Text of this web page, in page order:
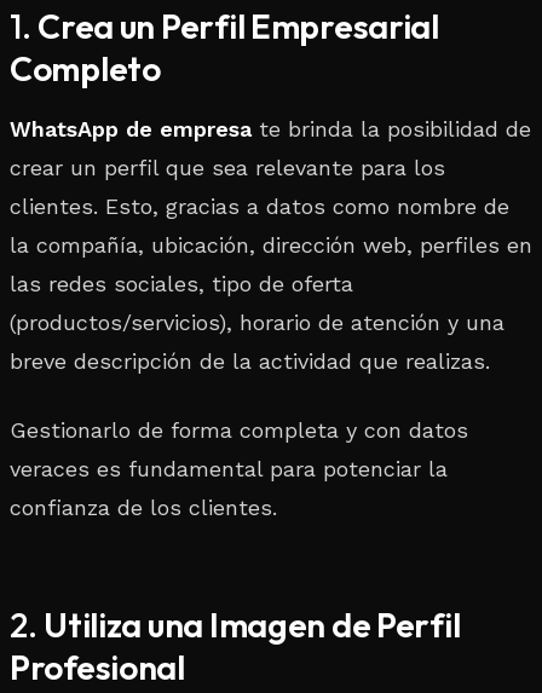
1. Crea un Perfil Empresarial
Completo
WhatsApp de empresate brinda la posibilidad de
crear un perfil que sea relevante para los
clientes. Esto, gracias a datos como nombre de
la compañía, ubicación, dirección web, perfiles en
las redes sociales, tipo de oferta
(productos/servicios), horario de atención y una
breve descripción de la actividad que realizas.
Gestionarlo de forma completa y con datos
veraces es fundamental para potenciar la
confianza de los clientes.
2. Utiliza una Imagen de Perfil
Profesional